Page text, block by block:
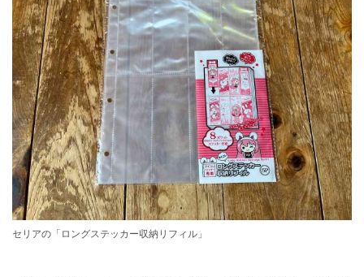
セリアの「ロングステッカー収納リフィル」